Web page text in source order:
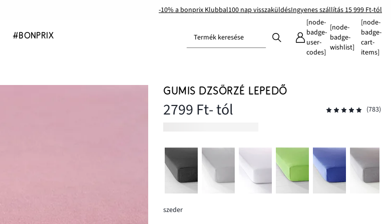
-10% a bonprix Klubbal100 nap visszaküldésIngyenes szállítás 15 999 Ft-tól
#BONPRIX Termék keresése
[node-
badge-
user-
codes]
[node-
badge-
wishlist]
[node-
badge-
cart-
items]
GUMIS DZSÖRZÉ LEPEDŐ
2799 Ft- tól (783)
szeder